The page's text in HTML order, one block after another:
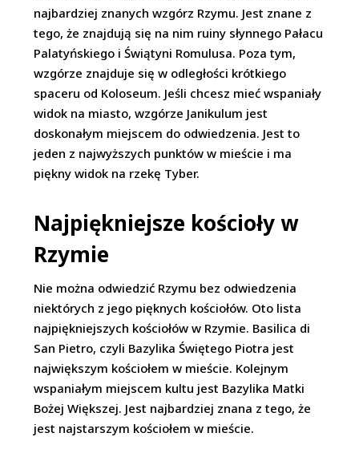
najbardziej znanych wzgórz Rzymu. Jest znane z
tego, że znajdują się na nim ruiny słynnego Pałacu
Palatyńskiego i Świątyni Romulusa. Poza tym,
wzgórze znajduje się w odległości krótkiego
spaceru od Koloseum. Jeśli chcesz mieć wspaniały
widok na miasto, wzgórze Janikulum jest
doskonałym miejscem do odwiedzenia. Jest to
jeden z najwyższych punktów w mieście i ma
piękny widok na rzekę Tyber.
Najpiękniejsze kościoły w
Rzymie
Nie można odwiedzić Rzymu bez odwiedzenia
niektórych z jego pięknych kościołów. Oto lista
najpiękniejszych kościołów w Rzymie. Basilica di
San Pietro, czyli Bazylika Świętego Piotra jest
największym kościołem w mieście. Kolejnym
wspaniałym miejscem kultu jest Bazylika Matki
Bożej Większej. Jest najbardziej znana z tego, że
jest najstarszym kościołem w mieście.